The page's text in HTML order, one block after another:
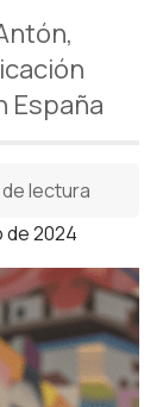
España
de 2024
lectura